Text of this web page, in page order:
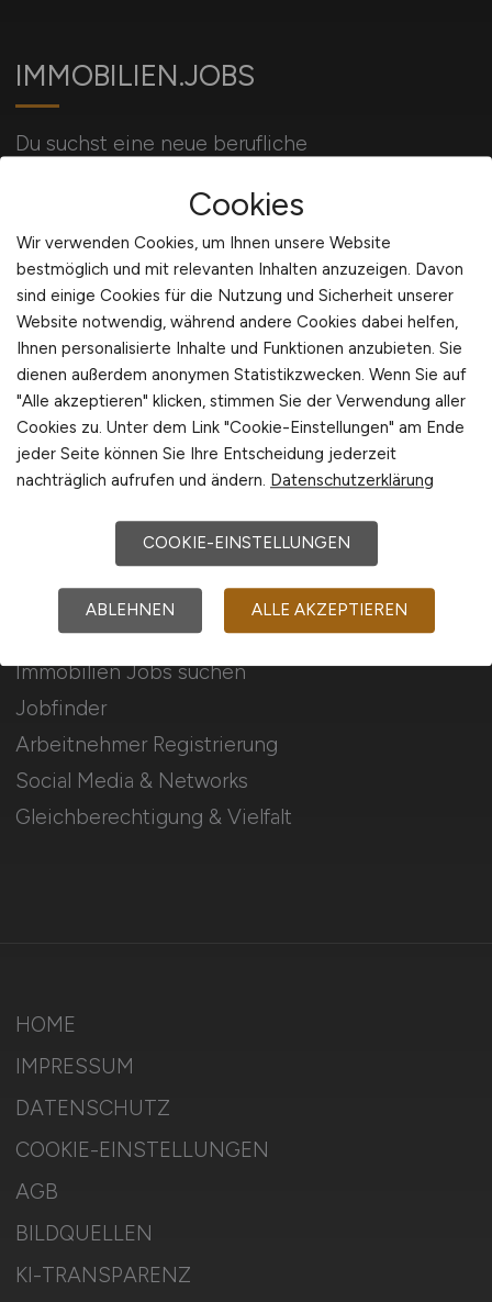
IMMOBILIEN.JOBS
Du suchst eine neue berufliche
Immobilienbranche wartet auf Dich!
Für Arbeitnehmer
Immobilien Jobs suchen
Jobfinder
Arbeitnehmer Registrierung
Social Media & Networks
Gleichberechtigung & Vielfalt
Für Arbeitgeber
Stellenanzeigen schalten
Mediadaten & Konditionen
Arbeitgeber Seite
Arbeitgeber Kontakt
HOME
IMPRESSUM
DATENSCHUTZ
COOKIE-EINSTELLUNGEN
AGB
BILDQUELLEN
KI-TRANSPARENZ
Cookies
Wir verwenden Cookies, um Ihnen unsere Website
bestmöglich und mit relevanten Inhalten anzuzeigen. Davon
sind einige Cookies für die Nutzung und Sicherheit unserer
Website notwendig, während andere Cookies dabei helfen,
Ihnen personalisierte Inhalte und Funktionen anzubieten. Sie
dienen außerdem anonymen Statistikzwecken. Wenn Sie auf
"Alle akzeptieren" klicken, stimmen Sie der Verwendung aller
Cookies zu. Unter dem Link "Cookie-Einstellungen" am Ende
jeder Seite können Sie Ihre Entscheidung jederzeit
nachträglich aufrufen und ändern. Datenschutzerklärung
COOKIE-EINSTELLUNGEN
ABLEHNEN ALLE AKZEPTIEREN